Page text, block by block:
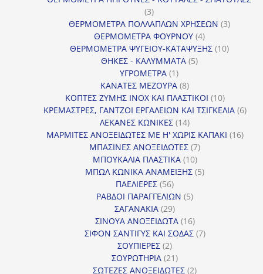
33
προϊόντα
ΘΕΡΜΟΜΕΤΡΑ ΠΟΛΛΑΠΛΩΝ ΧΡΗΣΕΩΝ 33
ΘΕΡΜΟΜΕΤΡΑ ΦΟΥΡΝΟΥ 44
προϊόντα
ΘΕΡΜΟΜΕΤΡΑ ΨΥΓΕΙΟΥ-ΚΑΤΑΨΥΞΗΣ 1010
ΘΗΚΕΣ - ΚΑΛΥΜΜΑΤΑ 55
ΥΓΡΟΜΕΤΡΑ 11
προϊόν
ΚΑΝΑΤΕΣ ΜΕΖΟΥΡΑ 88
προϊόντα
ΚΟΠΤΕΣ ΖΥΜΗΣ INOX ΚΑΙ ΠΛΑΣΤΙΚΟΙ 1010
προϊόντα
ΚΡΕΜΑΣΤΡΕΣ, ΓΑΝΤΖΟΙ ΕΡΓΑΛΕΙΩΝ ΚΑΙ ΤΣΙΓΚΕΛΙΑ 66
ΛΕΚΑΝΕΣ ΚΩΝΙΚΕΣ 1414
προϊόντα
ΜΑΡΜΙΤΕΣ ΑΝΟΞΕΙΔΩΤΕΣ ΜΕ Η' ΧΩΡΙΣ ΚΑΠΑΚΙ 1616
ΜΠΑΣΙΝΕΣ ΑΝΟΞΕΙΔΩΤΕΣ 77
ΜΠΟΥΚΑΛΙΑ ΠΛΑΣΤΙΚΑ 1010
προϊόντα
ΜΠΩΛ ΚΩΝΙΚΑ ΑΝΑΜΕΙΞΗΣ 55
ΠΑΕΛΙΕΡΕΣ 5656
προϊόντα
ΡΑΒΔΟΙ ΠΑΡΑΓΓΕΛΙΩΝ 55
ΣΑΓΑΝΑΚΙΑ 2929
προϊόντα
ΣΙΝΟΥΑ ΑΝΟΞΕΙΔΩΤΑ 1616
προϊόντα
ΣΙΦΟΝ ΣΑΝΤΙΓΥΣ ΚΑΙ ΣΟΔΑΣ 77
ΣΟΥΠΙΕΡΕΣ 22
προϊόντα
ΣΟΥΡΩΤΗΡΙΑ 2121
προϊόντα
ΣΩΤΕΖΕΣ ΑΝΟΞΕΙΔΩΤΕΣ 22